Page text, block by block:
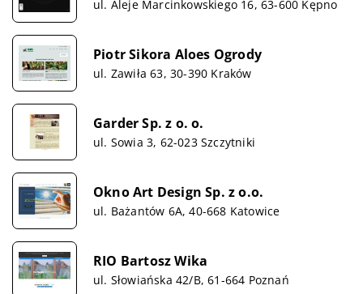
ul. Aleje Marcinkowskiego 16, 63-600 Kępno
Piotr Sikora Aloes Ogrody
ul. Zawiła 63, 30-390 Kraków
Garder Sp. z o. o.
ul. Sowia 3, 62-023 Szczytniki
Okno Art Design Sp. z o.o.
ul. Bażantów 6A, 40-668 Katowice
RIO Bartosz Wika
ul. Słowiańska 42/B, 61-664 Poznań